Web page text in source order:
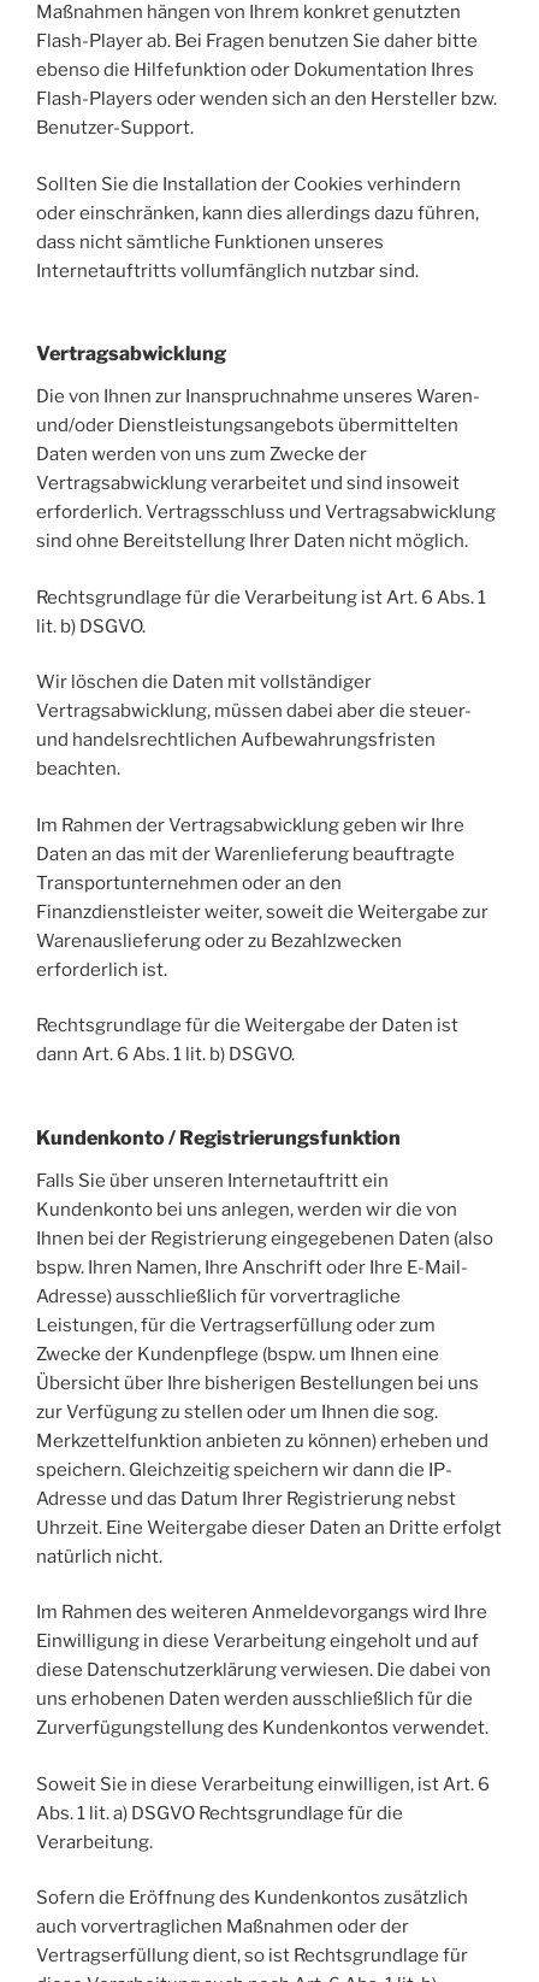
Maßnahmen hängen von Ihrem konkret genutzten
Flash-Player ab. Bei Fragen benutzen Sie daher bitte
ebenso die Hilfefunktion oder Dokumentation Ihres
Flash-Players oder wenden sich an den Hersteller bzw.
Benutzer-Support.
Sollten Sie die Installation der Cookies verhindern
oder einschränken, kann dies allerdings dazu führen,
dass nicht sämtliche Funktionen unseres
Internetauftritts vollumfänglich nutzbar sind.
Vertragsabwicklung
Die von Ihnen zur Inanspruchnahme unseres Waren-
und/oder Dienstleistungsangebots übermittelten
Daten werden von uns zum Zwecke der
Vertragsabwicklung verarbeitet und sind insoweit
erforderlich. Vertragsschluss und Vertragsabwicklung
sind ohne Bereitstellung Ihrer Daten nicht möglich.
Rechtsgrundlage für die Verarbeitung ist Art. 6 Abs. 1
lit. b) DSGVO.
Wir löschen die Daten mit vollständiger
Vertragsabwicklung, müssen dabei aber die steuer-
und handelsrechtlichen Aufbewahrungsfristen
beachten.
Im Rahmen der Vertragsabwicklung geben wir Ihre
Daten an das mit der Warenlieferung beauftragte
Transportunternehmen oder an den
Finanzdienstleister weiter, soweit die Weitergabe zur
Warenauslieferung oder zu Bezahlzwecken
erforderlich ist.
Rechtsgrundlage für die Weitergabe der Daten ist
dann Art. 6 Abs. 1 lit. b) DSGVO.
Kundenkonto / Registrierungsfunktion
Falls Sie über unseren Internetauftritt ein
Kundenkonto bei uns anlegen, werden wir die von
Ihnen bei der Registrierung eingegebenen Daten (also
bspw. Ihren Namen, Ihre Anschrift oder Ihre E-Mail-
Adresse) ausschließlich für vorvertragliche
Leistungen, für die Vertragserfüllung oder zum
Zwecke der Kundenpflege (bspw. um Ihnen eine
Übersicht über Ihre bisherigen Bestellungen bei uns
zur Verfügung zu stellen oder um Ihnen die sog.
Merkzettelfunktion anbieten zu können) erheben und
speichern. Gleichzeitig speichern wir dann die IP-
Adresse und das Datum Ihrer Registrierung nebst
Uhrzeit. Eine Weitergabe dieser Daten an Dritte erfolgt
natürlich nicht.
Im Rahmen des weiteren Anmeldevorgangs wird Ihre
Einwilligung in diese Verarbeitung eingeholt und auf
diese Datenschutzerklärung verwiesen. Die dabei von
uns erhobenen Daten werden ausschließlich für die
Zurverfügungstellung des Kundenkontos verwendet.
Soweit Sie in diese Verarbeitung einwilligen, ist Art. 6
Abs. 1 lit. a) DSGVO Rechtsgrundlage für die
Verarbeitung.
Sofern die Eröffnung des Kundenkontos zusätzlich
auch vorvertraglichen Maßnahmen oder der
Vertragserfüllung dient, so ist Rechtsgrundlage für